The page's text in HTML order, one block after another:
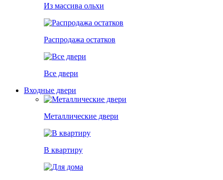
Из массива ольхи
Распродажа остатков
Все двери
Входные двери
Металлические двери
В квартиру